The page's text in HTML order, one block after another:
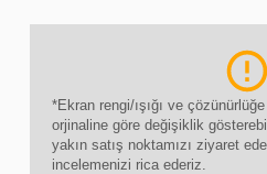
*Ekran rengi/ışığı ve
orjinaline göre değişiklik
yakın satış noktamızı ziyaret
incelemenizi rica ederiz.